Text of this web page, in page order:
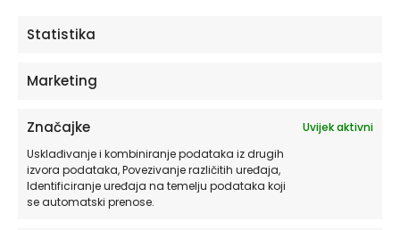
Statistika
Marketing
Značajke
Uvijek aktivni
Usklađivanje i kombiniranje podataka iz drugih
izvora podataka, Povezivanje različitih uređaja,
Identificiranje uređaja na temelju podataka koji
se automatski prenose.
privatnosti
Zadržavamo pravo izmjena i dopuna ove izjave o
izjavu o privatnosti kako biste bili upoznati sa svim
promjenama. Osim toga, aktivno ćemo vas informirati gdje
god je to moguće.
7. Pristup i izmjena vaših podataka